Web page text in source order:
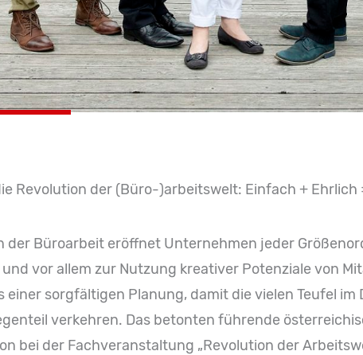
Revolution der (Büro-)arbeitswelt: Einfach + Ehrlich
der Büroarbeit eröffnet Unternehmen jeder
vor allem zur Nutzung kreativer Potenziale von
einer sorgfältigen Planung, damit die vielen Teufel
verkehren. Das betonten führende
bei der Fachveranstaltung „Revolution der